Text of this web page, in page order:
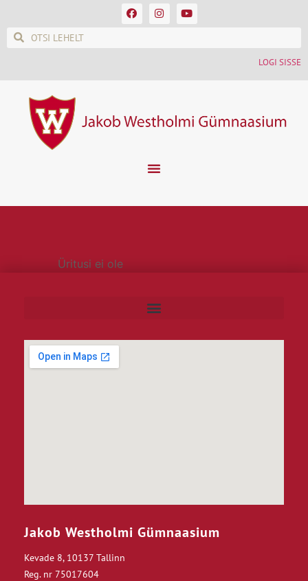
LOGI SISSE
Üritusi ei ole
Jakob Westholmi Gümnaasium
Kevade 8, 10137 Tallinn
Reg. nr 75017604